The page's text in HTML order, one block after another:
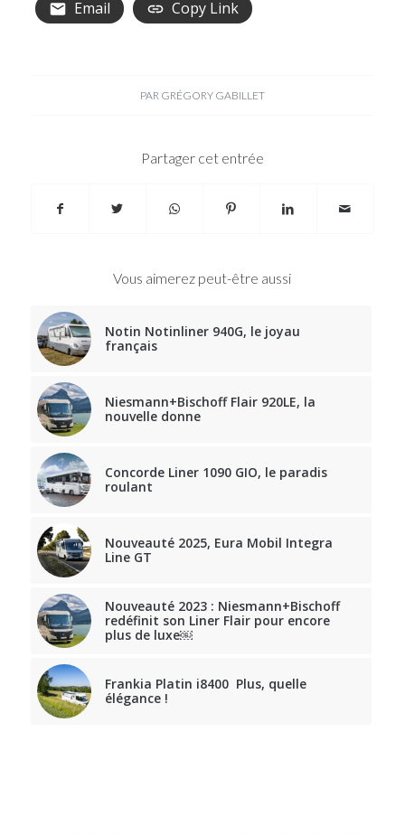
Email Copy Link
PAR GRÉGORY GABILLET
Partager cet entrée
Vous aimerez peut-être aussi
Notin Notinliner 940G, le joyau
français
Niesmann+Bischoff Flair 920LE, la
nouvelle donne
Concorde Liner 1090 GIO, le paradis
roulant
Nouveauté 2025, Eura Mobil Integra
Line GT
Nouveauté 2023 : Niesmann+Bischoff
redéfinit son Liner Flair pour encore
plus de luxe￼
Frankia Platin i8400 Plus, quelle
élégance !